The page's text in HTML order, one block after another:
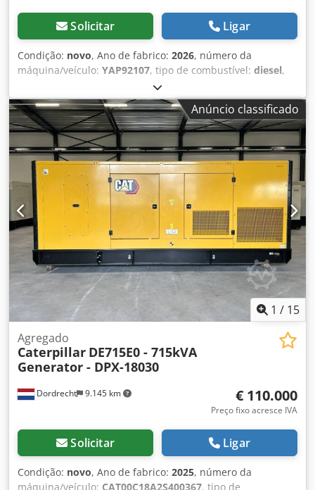
Solicitar Ligar
Condição: novo, Ano de fabrico: 2026, número da
máquina/veículo: YAP92107, tipo de combustível: diesel,
Caterpillar 3516B HD
uso: Construção civil Peso vazio: 18.290 kg Potência do
gerador: 2.500 kVA Dimensões do compartimento de carga:
638 x 229 x 237 cm Marcação CE: sim Entre em contato
com a equipe DPX para mais informações. Dcjdpfx Aoy R I
D Senwok = Outras opções e acessórios = - Painel de
controle
Anúncio classificado
1 / 15
Dordrecht 9.145 km
Agregado
Caterpillar DE715E0 - 715kVA
Generator - DPX-18030
€ 110.000
Preço fixo acresce IVA
Solicitar Ligar
Condição: novo, Ano de fabrico: 2025, número da
máquina/veículo: CAT00C18A2S400367, tipo de